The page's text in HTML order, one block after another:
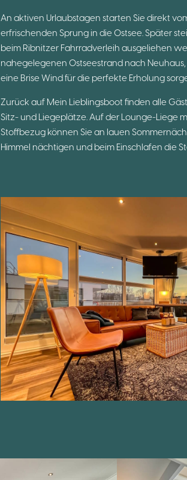
An aktiven Urlaubstagen starten Sie direkt
erfrischenden Sprung in die Ostsee. Später
beim Ribnitzer Fahrradverleih ausgeliehen
nahegelegenen Ostseestrand nach
eine Brise Wind für die perfekte Erholung
Zurück auf Mein Lieblingsboot finden alle
Sitz- und Liegeplätze. Auf der Lounge-Liege
Stoffbezug können Sie an lauen
Himmel nächtigen und beim Einschlafen die